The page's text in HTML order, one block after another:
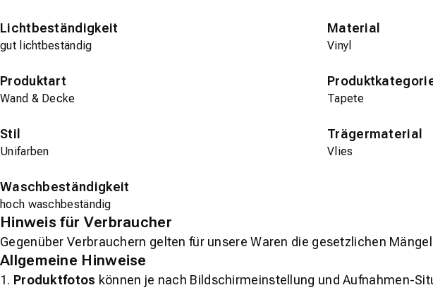
Lichtbeständigkeit
gut lichtbeständig
Material
Vinyl
Produktart
Wand & Decke Tapete
Stil
Unifarben
Trägermaterial
Vlies
Waschbeständigkeit
hoch waschbeständig
Hinweis für Verbraucher
Gegenüber Verbrauchern gelten für unsere Waren die gesetzlichen
Allgemeine Hinweise
1. Produktfotos können je nach Bildschirmeinstellung und Aufnahmen-